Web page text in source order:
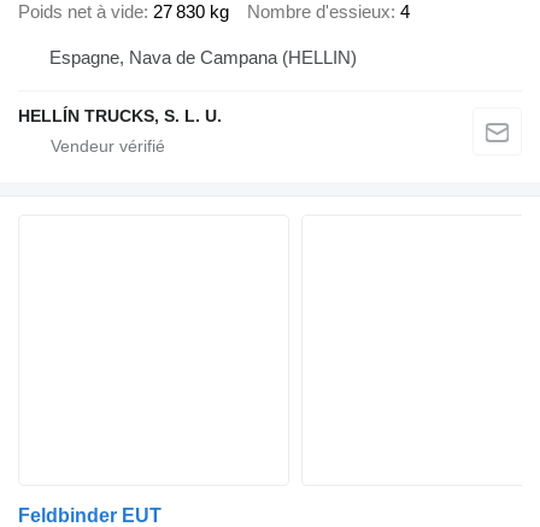
Poids net à vide 27 830 kg Nombre d'essieux 4
Espagne, Nava de Campana (HELLIN)
HELLÍN TRUCKS, S. L. U.
Feldbinder EUT